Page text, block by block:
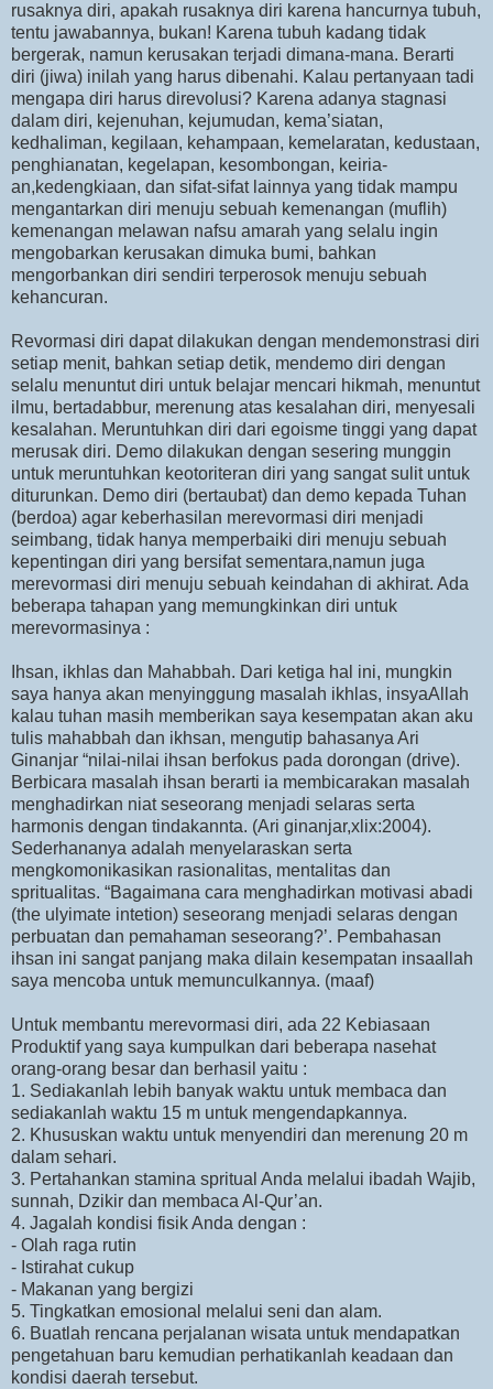
rusaknya diri, apakah rusaknya diri karena hancurnya tubuh,
tentu jawabannya, bukan! Karena tubuh kadang tidak
bergerak, namun kerusakan terjadi dimana-mana. Berarti
diri (jiwa) inilah yang harus dibenahi. Kalau pertanyaan tadi
mengapa diri harus direvolusi? Karena adanya stagnasi
dalam diri, kejenuhan, kejumudan, kema’siatan,
kedhaliman, kegilaan, kehampaan, kemelaratan, kedustaan,
penghianatan, kegelapan, kesombongan, keiria-
an,kedengkiaan, dan sifat-sifat lainnya yang tidak mampu
mengantarkan diri menuju sebuah kemenangan (muflih)
kemenangan melawan nafsu amarah yang selalu ingin
mengobarkan kerusakan dimuka bumi, bahkan
mengorbankan diri sendiri terperosok menuju sebuah
kehancuran.
Revormasi diri dapat dilakukan dengan mendemonstrasi diri
setiap menit, bahkan setiap detik, mendemo diri dengan
selalu menuntut diri untuk belajar mencari hikmah, menuntut
ilmu, bertadabbur, merenung atas kesalahan diri, menyesali
kesalahan. Meruntuhkan diri dari egoisme tinggi yang dapat
merusak diri. Demo dilakukan dengan sesering munggin
untuk meruntuhkan keotoriteran diri yang sangat sulit untuk
diturunkan. Demo diri (bertaubat) dan demo kepada Tuhan
(berdoa) agar keberhasilan merevormasi diri menjadi
seimbang, tidak hanya memperbaiki diri menuju sebuah
kepentingan diri yang bersifat sementara,namun juga
merevormasi diri menuju sebuah keindahan di akhirat. Ada
beberapa tahapan yang memungkinkan diri untuk
merevormasinya :
Ihsan, ikhlas dan Mahabbah. Dari ketiga hal ini, mungkin
saya hanya akan menyinggung masalah ikhlas, insyaAllah
kalau tuhan masih memberikan saya kesempatan akan aku
tulis mahabbah dan ikhsan, mengutip bahasanya Ari
Ginanjar “nilai-nilai ihsan berfokus pada dorongan (drive).
Berbicara masalah ihsan berarti ia membicarakan masalah
menghadirkan niat seseorang menjadi selaras serta
harmonis dengan tindakannta. (Ari ginanjar,xlix:2004).
Sederhananya adalah menyelaraskan serta
mengkomonikasikan rasionalitas, mentalitas dan
spritualitas. “Bagaimana cara menghadirkan motivasi abadi
(the ulyimate intetion) seseorang menjadi selaras dengan
perbuatan dan pemahaman seseorang?’. Pembahasan
ihsan ini sangat panjang maka dilain kesempatan insaallah
saya mencoba untuk memunculkannya. (maaf)
Untuk membantu merevormasi diri, ada 22 Kebiasaan
Produktif yang saya kumpulkan dari beberapa nasehat
orang-orang besar dan berhasil yaitu :
1. Sediakanlah lebih banyak waktu untuk membaca dan
sediakanlah waktu 15 m untuk mengendapkannya.
2. Khususkan waktu untuk menyendiri dan merenung 20 m
dalam sehari.
3. Pertahankan stamina spritual Anda melalui ibadah Wajib,
sunnah, Dzikir dan membaca Al-Qur’an.
4. Jagalah kondisi fisik Anda dengan :
- Olah raga rutin
- Istirahat cukup
- Makanan yang bergizi
5. Tingkatkan emosional melalui seni dan alam.
6. Buatlah rencana perjalanan wisata untuk mendapatkan
pengetahuan baru kemudian perhatikanlah keadaan dan
kondisi daerah tersebut.